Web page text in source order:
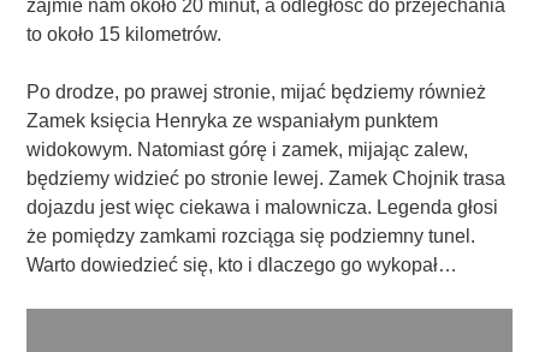
zajmie nam około 20 minut, a odległość do przejechania
to około 15 kilometrów.
Po drodze, po prawej stronie, mijać będziemy również
Zamek księcia Henryka ze wspaniałym punktem
widokowym. Natomiast górę i zamek, mijając zalew,
będziemy widzieć po stronie lewej. Zamek Chojnik trasa
dojazdu jest więc ciekawa i malownicza. Legenda głosi
że pomiędzy zamkami rozciąga się podziemny tunel.
Warto dowiedzieć się, kto i dlaczego go wykopał…